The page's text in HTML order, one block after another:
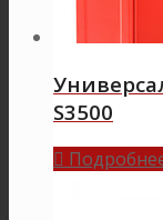
S3500
